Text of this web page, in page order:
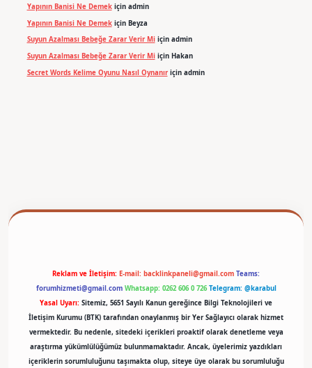
Yapının Banisi Ne Demekiçin admin
Yapının Banisi Ne Demekiçin Beyza
Suyun Azalması Bebeğe Zarar Verir Miiçin admin
Suyun Azalması Bebeğe Zarar Verir Miiçin Hakan
Secret Words Kelime Oyunu Nasıl Oynanıriçin admin
Reklam ve İletişim: E-mail: backlinkpaneli@gmail.com Teams:
forumhizmeti@gmail.com Whatsapp: 0262 606 0 726 Telegram: @karabul
Yasal Uyarı: Sitemiz, 5651 Sayılı Kanun gereğince Bilgi Teknolojileri ve
İletişim Kurumu (BTK) tarafından onaylanmış bir Yer Sağlayıcı olarak hizmet
vermektedir. Bu nedenle, sitedeki içerikleri proaktif olarak denetleme veya
araştırma yükümlülüğümüz bulunmamaktadır. Ancak, üyelerimiz yazdıkları
içeriklerin sorumluluğunu taşımakta olup, siteye üye olarak bu sorumluluğu